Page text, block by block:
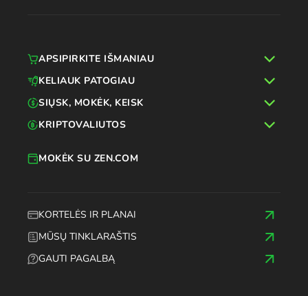
KORTELĖS IR PLANAI
MŪSŲ TINKLARAŠTIS
GAUTI PAGALBĄ
MOKĖK SU ZEN.COM
APSIPIRKITE IŠMANIAU
KELIAUK PATOGIAU
SIŲSK, MOKĖK, KEISK
KRIPTOVALIUTOS